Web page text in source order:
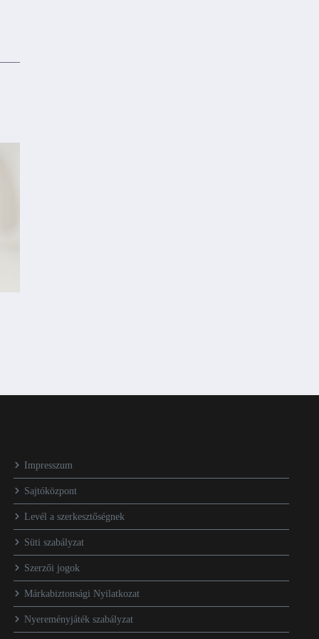
Impresszum
Sajtóközpont
Levél a szerkesztőségnek
Süti szabályzat
Szerzői jogok
Márkabiztonsági Nyilatkozat
Nyereményjáték szabályzat